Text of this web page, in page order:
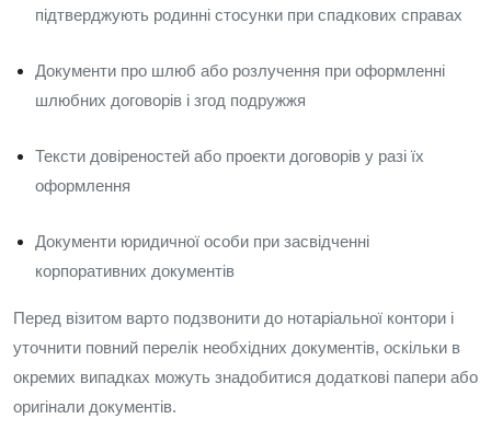
підтверджують родинні стосунки при спадкових справах
Документи про шлюб або розлучення при оформленні
шлюбних договорів і згод подружжя
Тексти довіреностей або проекти договорів у разі їх
оформлення
Документи юридичної особи при засвідченні
корпоративних документів
Перед візитом варто подзвонити до нотаріальної контори і
уточнити повний перелік необхідних документів, оскільки в
окремих випадках можуть знадобитися додаткові папери або
оригінали документів.